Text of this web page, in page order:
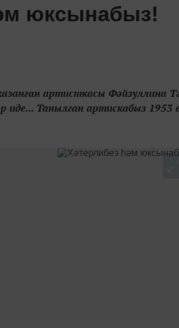
юксынабыз!
артисткасы Фәйзуллина
иде... Танылган артискабыз